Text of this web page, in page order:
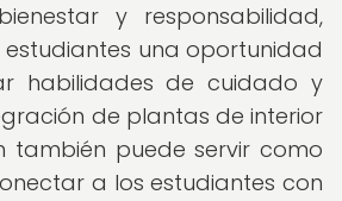
y responsabilidad,
una oportunidad
habilidades de cuidado y
de plantas de interior
también puede servir como
a los estudiantes con